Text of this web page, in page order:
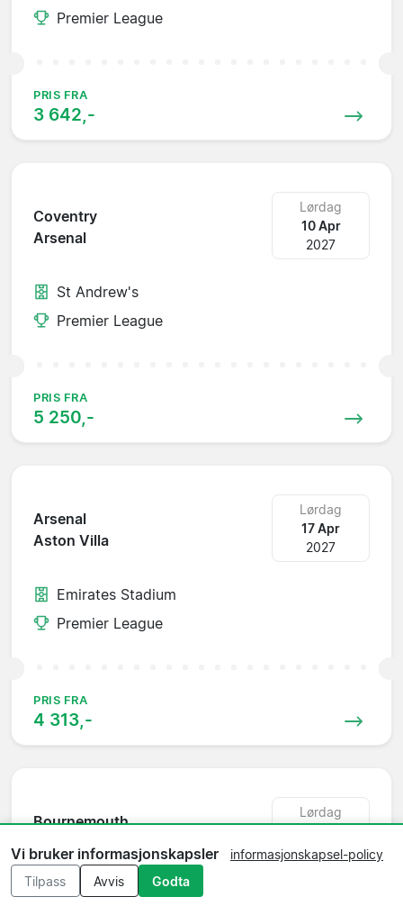
Premier League
PRIS FRA
3 642,-
Coventry
Arsenal
Lørdag
10 Apr
2027
St Andrew's
Premier League
PRIS FRA
5 250,-
Arsenal
Aston Villa
Lørdag
17 Apr
2027
Emirates Stadium
Premier League
PRIS FRA
4 313,-
Bournemouth
Lørdag
2027
Dean Court
Vi bruker informasjonskapsler
informasjonskapsel-policy
Tilpass
Avvis Godta